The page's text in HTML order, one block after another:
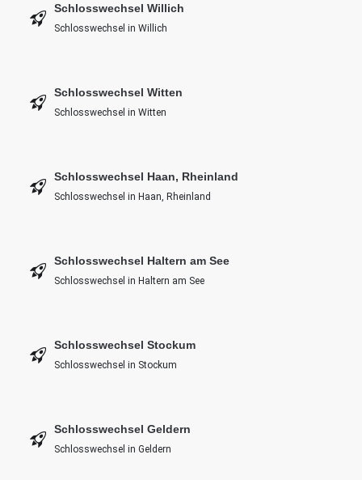
Schlosswechsel Willich
Schlosswechsel in Willich
Schlosswechsel Witten
Schlosswechsel in Witten
Schlosswechsel Haan, Rheinland
Schlosswechsel in Haan, Rheinland
Schlosswechsel Haltern am See
Schlosswechsel in Haltern am See
Schlosswechsel Stockum
Schlosswechsel in Stockum
Schlosswechsel Geldern
Schlosswechsel in Geldern